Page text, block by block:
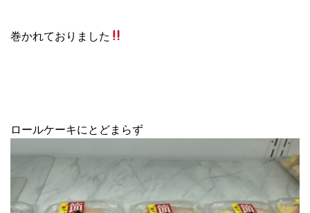
巻かれておりました
ロールケーキにとどまらず